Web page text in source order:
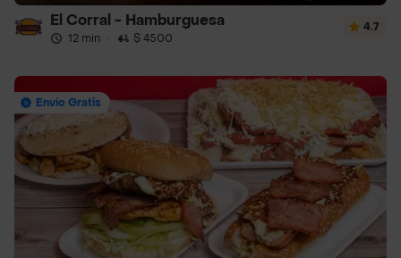
El Corral - Hamburguesa
12 min · $ 4500
4.7
Envío Gratis